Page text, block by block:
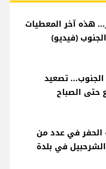
هذه آخر المعطيات
(فيديو)
الجنوب... تصعيد
حتى الصباح
الحفر في عدد من
في بلدة